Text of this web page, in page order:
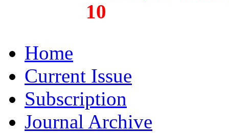
10
Home
Current Issue
Subscription
Journal Archive